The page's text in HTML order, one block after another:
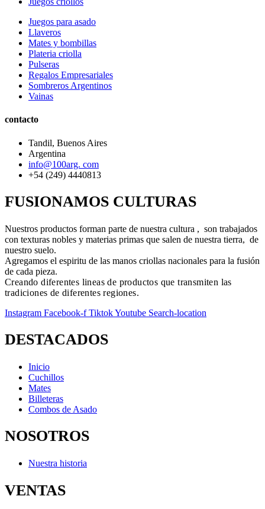
Juegos para asado
Llaveros
Mates y bombillas
Plateria criolla
Pulseras
Regalos Empresariales
Sombreros Argentinos
Vainas
contacto
Tandil, Buenos Aires
Argentina
info@100arg. com
+54 (249) 4440813
FUSIONAMOS CULTURAS
Nuestros productos forman parte de nuestra cultura , son trabajados
con texturas nobles y materias primas que salen de nuestra tierra, de
nuestro suelo.
Agregamos el espiritu de las manos criollas nacionales para la fusión
de cada pieza.
Creando diferentes lineas de productos que transmiten las
tradiciones de diferentes regiones.
Instagram Facebook-f TiktokYoutube Search-location
DESTACADOS
Inicio
Cuchillos
Mates
Billeteras
Combos de Asado
NOSOTROS
Nuestra historia
VENTAS